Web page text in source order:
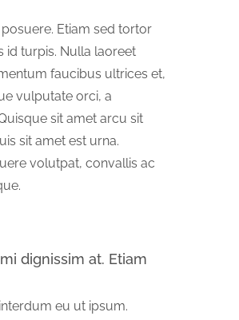
Etiam sed tortor
id turpis. Nulla laoreet
faucibus ultrices et,
vulputate orci, a
sit amet arcu sit
sit amet est urna.
volutpat, convallis ac
dignissim at. Etiam
eu ut ipsum.